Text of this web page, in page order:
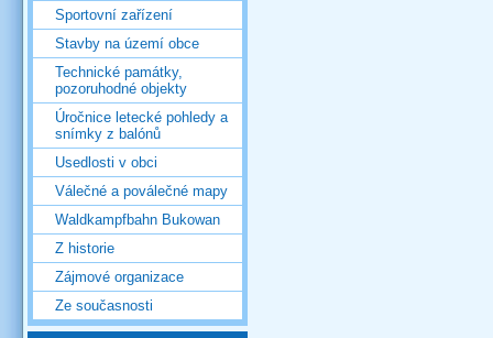
Sportovní zařízení
Stavby na území obce
Technické památky,
pozoruhodné objekty
Úročnice letecké pohledy a
snímky z balónů
Usedlosti v obci
Válečné a poválečné mapy
Waldkampfbahn Bukowan
Z historie
Zájmové organizace
Ze současnosti